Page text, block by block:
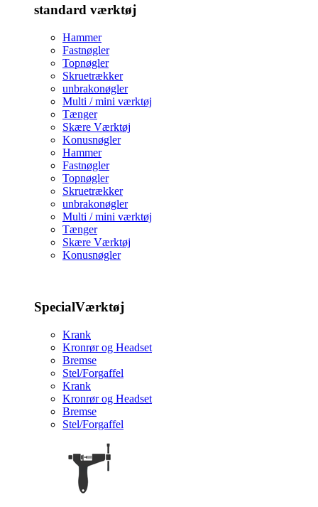
standard værktøj
Hammer
Fastnøgler
Topnøgler
Skruetrækker
unbrakonøgler
Multi / mini værktøj
Tænger
Skære Værktøj
Konusnøgler
Hammer
Fastnøgler
Topnøgler
Skruetrækker
unbrakonøgler
Multi / mini værktøj
Tænger
Skære Værktøj
Konusnøgler
SpecialVærktøj
Krank
Kronrør og Headset
Bremse
Stel/Forgaffel
Krank
Kronrør og Headset
Bremse
Stel/Forgaffel